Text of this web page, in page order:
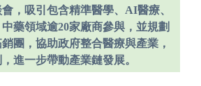
，吸引包含精準醫學、AI醫療、
藥領域逾20家廠商參與，並規劃
團，協助政府整合醫療與產業，
進一步帶動產業鏈發展。